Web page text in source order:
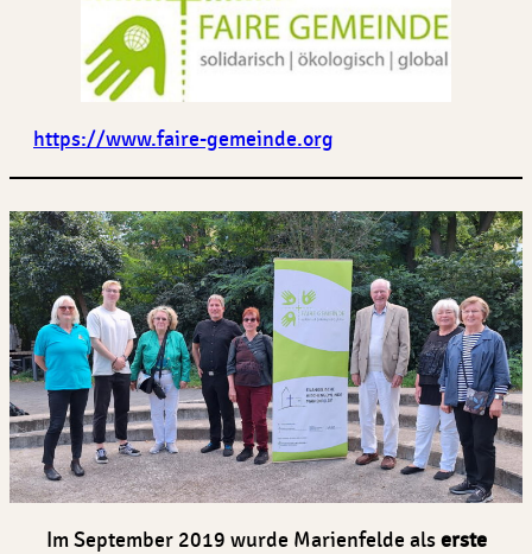
https://www.faire-gemeinde.org
Im September 2019 wurde Marienfelde alserste